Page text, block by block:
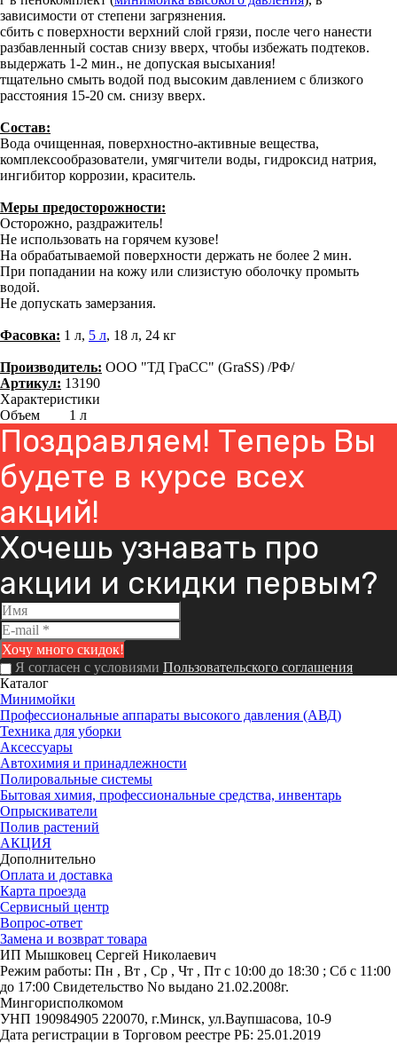
зависимости от степени загрязнения.
сбить с поверхности верхний слой грязи, после чего нанести
разбавленный состав снизу вверх, чтобы избежать подтеков.
выдержать 1-2 мин., не допуская высыхания!
тщательно смыть водой под высоким давлением с близкого
расстояния 15-20 см. снизу вверх.
Состав:
Вода очищенная, поверхностно-активные вещества,
комплексообразователи, умягчители воды, гидроксид натрия,
ингибитор коррозии, краситель.
Меры предосторожности:
Осторожно, раздражитель!
Не использовать на горячем кузове!
На обрабатываемой поверхности держать не более 2 мин.
При попадании на кожу или слизистую оболочку промыть
водой.
Не допускать замерзания.
Фасовка: 1 л, 5 л, 18 л, 24 кг
Производитель: ООО "ТД ГраСС" (GraSS) /РФ/
Артикул: 13190
Характеристики
Объем
1 л
Поздравляем! Теперь Вы
будете в курсе всех
акций!
Хочешь узнавать про
акции и скидки первым?
Я согласен с условиями Пользовательского соглашения
Каталог
Минимойки
Профессиональные аппараты высокого давления (АВД)
Техника для уборки
Аксессуары
Автохимия и принадлежности
Полировальные системы
Бытовая химия, профессиональные средства, инвентарь
Опрыскиватели
Полив растений
АКЦИЯ
Дополнительно
Оплата и доставка
Карта проезда
Сервисный центр
Вопрос-ответ
Замена и возврат товара
ИП Мышковец Сергей Николаевич
Режим работы: Пн , Вт , Ср , Чт , Пт c 10:00 до 18:30 ; Сб c 11:00
до 17:00 Свидетельство No выдано 21.02.2008г.
Мингорисполкомом
УНП 190984905 220070, г.Минск, ул.Ваупшасова, 10-9
Дата регистрации в Торговом реестре РБ: 25.01.2019